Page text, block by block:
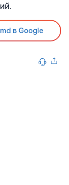
в Google